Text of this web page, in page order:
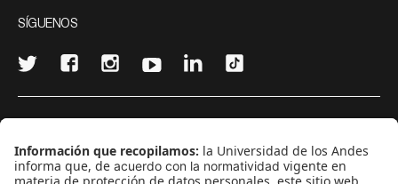
SÍGUENOS
CONTÁCTANOS